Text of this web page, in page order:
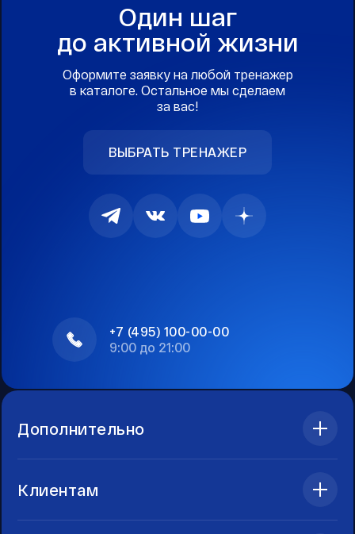
Один шаг
до активной жизни
Оформите заявку на любой тренажер
в каталоге. Остальное мы сделаем
за вас!
ВЫБРАТЬ ТРЕНАЖЕР
+7 (495) 100-00-00
9:00 до 21:00
Дополнительно
Клиентам